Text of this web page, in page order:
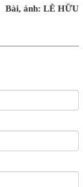
Bài, ảnh: LÊ HỮU